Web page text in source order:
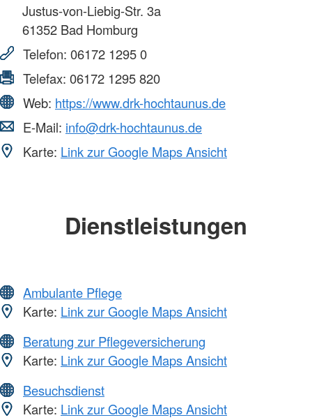
Justus-von-Liebig-Str. 3a
61352 Bad Homburg
Telefon: 06172 1295 0
Telefax: 06172 1295 820
Web: https://www.drk-hochtaunus.de
E-Mail: info@drk-hochtaunus.de
Karte: Link zur Google Maps Ansicht
Dienstleistungen
Ambulante Pflege
Karte: Link zur Google Maps Ansicht
Beratung zur Pflegeversicherung
Karte: Link zur Google Maps Ansicht
Besuchsdienst
Karte: Link zur Google Maps Ansicht